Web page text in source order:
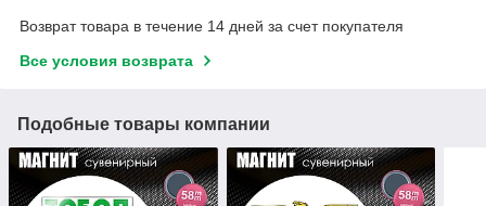
Возврат товара в течение 14 дней за счет покупателя
Все условия возврата
Подобные товары компании